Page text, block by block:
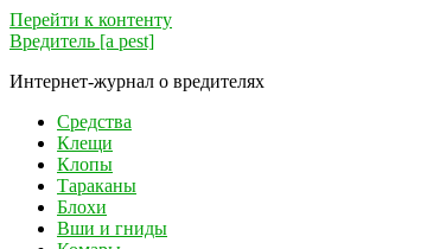
Перейти к контенту
Вредитель [a pest]
Интернет-журнал о вредителях
Средства
Клещи
Клопы
Тараканы
Блохи
Вши и гниды